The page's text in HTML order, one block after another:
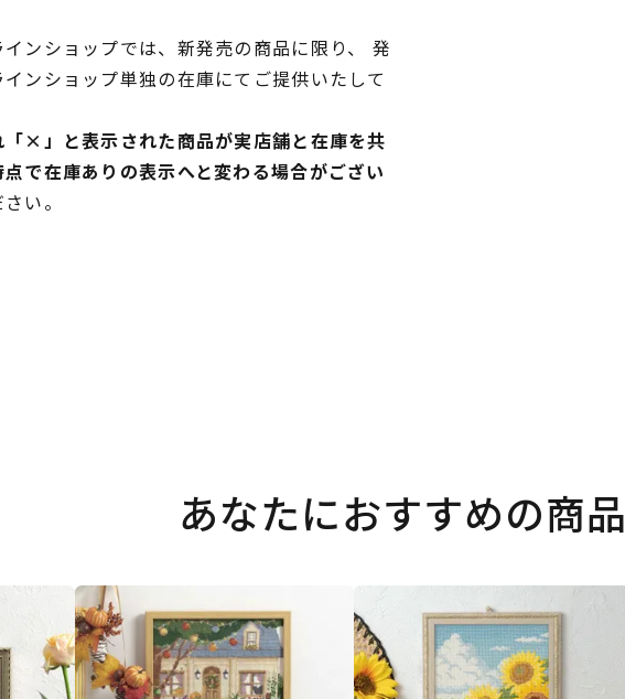
ンショップでは、新発売の商品に限り、 発
ンショップ単独の在庫にてご提供いたして
「×」と表示された商品が実店舗と在庫を共
で在庫ありの表示へと変わる場合がござい
い。
あなたにおすすめの商品